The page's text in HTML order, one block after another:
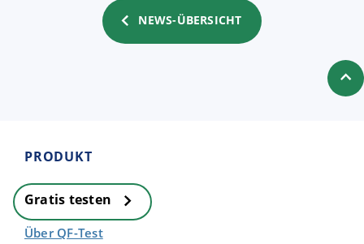
NEWS-ÜBERSICHT
PRODUKT
Gratis testen
Über QF-Test